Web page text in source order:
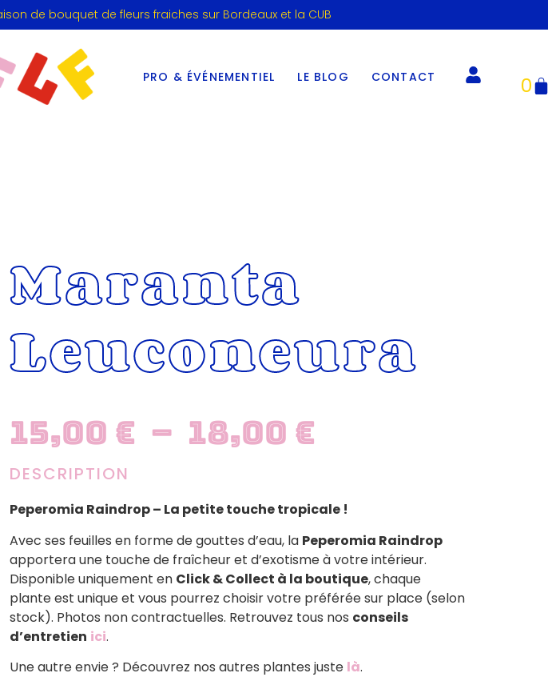
de bouquet de fleurs fraiches sur Bordeaux et la CUB
PRO & ÉVÉNEMENTIEL LE BLOG CONTACT 0
Maranta
Leuconeura
15,00 € – 18,00 €
DESCRIPTION
Peperomia Raindrop – La petite touche tropicale !
Avec ses feuilles en forme de gouttes d’eau, la Peperomia Raindrop
apportera une touche de fraîcheur et d’exotisme à votre intérieur.
Disponible uniquement en Click & Collect à la boutique, chaque
plante est unique et vous pourrez choisir votre préférée sur place (selon
stock). Photos non contractuelles. Retrouvez tous nos conseils
d’entretien ici.
Une autre envie ? Découvrez nos autres plantes juste là.